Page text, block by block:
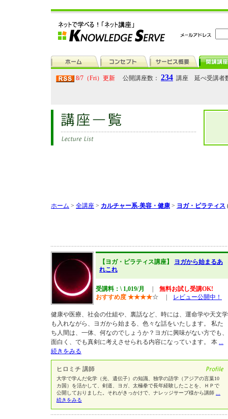
8/7（Fri）更新 公開講座数： 234 講座 延べ受講者
ホーム > 全講座 > カルチャー系-美容・健康 > ヨガ・ピラティス
【ヨガ・ピラティス講座】 ヨガから始まるあ
れこれ
受講料：\ 1,019/月
無料お試し受講OK!
おすすめ度 ★★★★☆ レビュー公開中！
健康や医療、社会の仕組や、裏話など、時には、運命学や天文学
も入れながら、ヨガから始まる、色々な話をいたします。 私た
ち人間は、一体、何なのでしょうか？ヨガに興味がない方でも、
面白く、でも真剣に考えさせられる内容になっています。 本 ...
続きをみる
ヒロミチ 講師
大学で学んだ化学（光、遺伝子）の知識、独学の語学（アジアの言葉10
カ国）を活かして、剣道、ヨガ、太極拳で長年経験したことを、ＨＰで
公開しておりました。それがきっかけで、ナレッジサーブ様から講師
続きをみる